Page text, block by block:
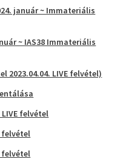
január ~ Immateriális
~ IAS38 Immateriális
2023.04.04. LIVE felvétel)
felvétel
felvétel
felvétel